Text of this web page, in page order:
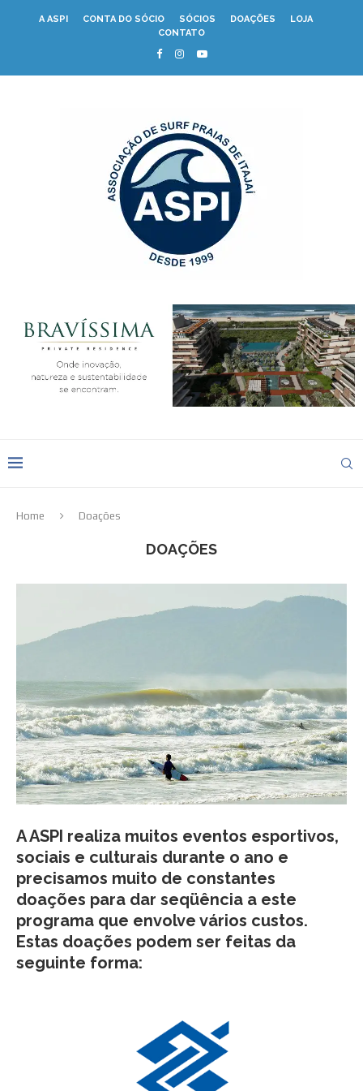
A ASPI CONTA DO SÓCIO SÓCIOS DOAÇÕES
LOJA
CONTATO
Home Doações
DOAÇÕES
A ASPI realiza muitos eventos esportivos,
sociais e culturais durante o ano e
precisamos muito de constantes
doações para dar seqüência a este
programa que envolve vários custos.
Estas doações podem ser feitas da
seguinte forma: